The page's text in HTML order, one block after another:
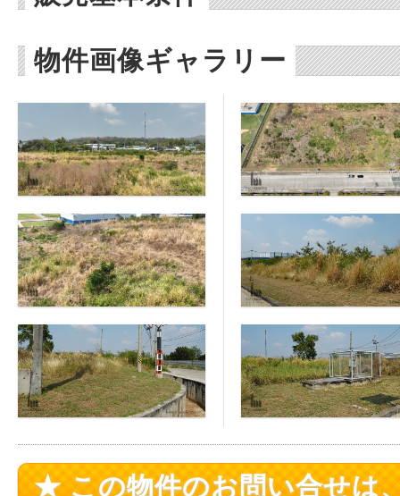
物件画像ギャラリー
★ この物件のお問い合せは